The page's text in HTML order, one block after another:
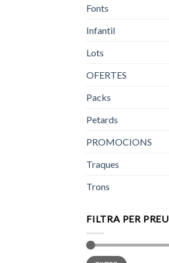
Fonts
Infantil
Lots
OFERTES
Packs
Petards
PROMOCIONS
Traques
Trons
FILTRA PER PREU
Preu
Preu